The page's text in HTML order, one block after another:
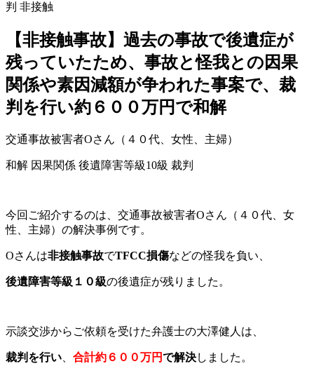
判 非接触
【非接触事故】過去の事故で後遺症が
残っていたため、事故と怪我との因果
関係や素因減額が争われた事案で、裁
判を行い約６００万円で和解
交通事故被害者Oさん（４０代、女性、主婦）
和解 因果関係 後遺障害等級10級 裁判
今回ご紹介するのは、交通事故被害者Oさん（４０代、女
性、主婦）の解決事例です。
Oさんは非接触事故でTFCC損傷などの怪我を負い、
後遺障害等級１０級の後遺症が残りました。
示談交渉からご依頼を受けた弁護士の大澤健人は、
裁判を行い 合計約６００万円で解決しま した。